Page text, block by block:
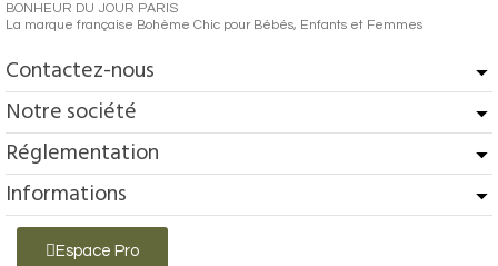
BONHEUR DU JOUR PARIS
La marque française Bohème Chic pour Bébés, Enfants et Femmes
Contactez-nous
Notre société
Réglementation
Informations
Espace Pro